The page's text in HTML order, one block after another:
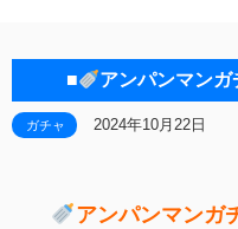
■ アンパンマンガ
ガチャ 2024年10月22日
アンパンマンガ